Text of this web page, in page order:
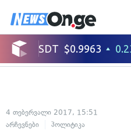
4 თებერვალი 2017, 15:51
არჩევნები
პოლიტიკა